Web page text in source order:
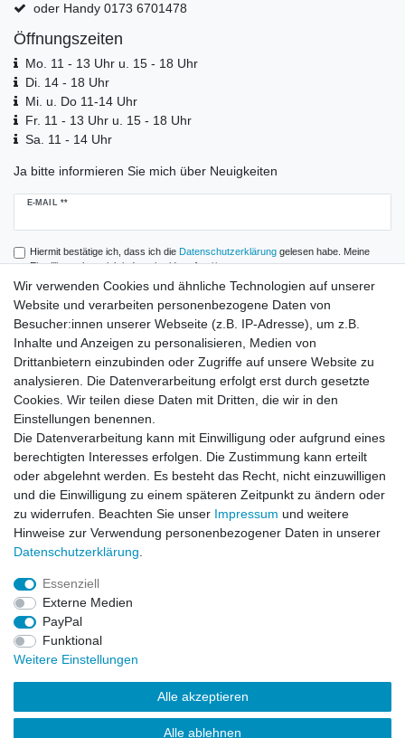
oder Handy 0173 6701478
Öffnungszeiten
Mo. 11 - 13 Uhr u. 15 - 18 Uhr
Di. 14 - 18 Uhr
Mi. u. Do 11-14 Uhr
Fr. 11 - 13 Uhr u. 15 - 18 Uhr
Sa. 11 - 14 Uhr
Ja bitte informieren Sie mich über Neuigkeiten
E-MAIL **
Newsletter
Hiermit bestätige ich, dass ich die Daten­schutz­erklärunggelesen habe. Meine
Einwilligung kann ich jederzeit widerrufen.**
Abonnieren
** Hierbei handelt es sich um ein Pflichtfeld.
Zahlung und Versand
Impressum
Vertrag widerrufen
Wir verwenden Cookies und ähnliche Technologien auf unserer
Website und verarbeiten personenbezogene Daten von
Besucher:innen unserer Webseite (z.B. IP-Adresse), um z.B.
Inhalte und Anzeigen zu personalisieren, Medien von
Drittanbietern einzubinden oder Zugriffe auf unsere Website zu
analysieren. Die Datenverarbeitung erfolgt erst durch gesetzte
Cookies. Wir teilen diese Daten mit Dritten, die wir in den
Einstellungen benennen.
Die Datenverarbeitung kann mit Einwilligung oder aufgrund eines
berechtigten Interesses erfolgen. Die Zustimmung kann erteilt
oder abgelehnt werden. Es besteht das Recht, nicht einzuwilligen
und die Einwilligung zu einem späteren Zeitpunkt zu ändern oder
zu widerrufen. Beachten Sie unser Impressum und weitere
Hinweise zur Verwendung personenbezogener Daten in unserer
Daten­schutz­erklärung
Essenziell
Externe Medien
PayPal
Funktional
Weitere Einstellungen
Alle akzeptieren
Alle ablehnen